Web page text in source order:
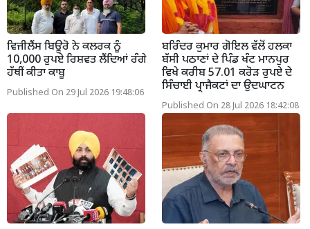
ਵਿਜੀਲੈਂਸ ਬਿਊਰੋ ਨੇ ਕਲਰਕ ਨੂੰ
10,000 ਰੁਪਏ ਰਿਸ਼ਵਤ ਲੈਂਦਿਆਂ ਰੰਗੇ
ਹੱਥੀਂ ਕੀਤਾ ਕਾਬੂ
Published On 29 Jul 2026 19:48:06
ਬਰਿੰਦਰ ਕੁਮਾਰ ਗੋਇਲ ਵੱਲੋਂ ਹਲਕਾ
ਬੱਸੀ ਪਠਾਣਾਂ ਦੇ ਪਿੰਡ ਖੰਟ ਮਾਨਪੁਰ
ਵਿਖੇ ਕਰੀਬ 57.01 ਕਰੋੜ ਰੁਪਏ ਦੇ
ਸਿੰਚਾਈ ਪ੍ਰਾਜੈਕਟਾਂ ਦਾ ਉਦਘਾਟਨ
Published On 28 Jul 2026 18:42:08